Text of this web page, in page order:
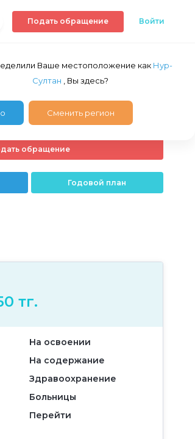
Ваше местоположение как Нур-
Султан , Вы здесь?
Сменить регион
Подать обращение Войти
обращение
Годовой план
тг.
На освоении
На содержание
Здравоохранение
Больницы
Перейти